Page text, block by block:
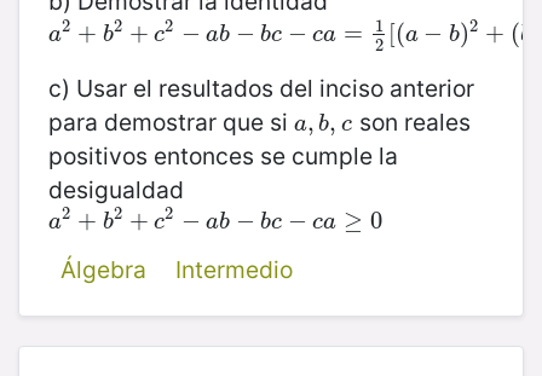
a2 + b2 + c2 − ab − bc − ca =
1
2 [(a − b)2 + (b
a2 +b2+c 2− ab−bc−ca= 12[ (a −b)2 +( b−c )2 +
c) Usar el resultados del inciso anterior
para demostrar que si a, b, c
a,b,c son reales
positivos entonces se cumple la
desigualdad
a2 + b2 + c2 − ab − bc − ca ≥ 0
a2 +b2+c 2− ab−bc−ca≥ 0
Álgebra
Intermedio